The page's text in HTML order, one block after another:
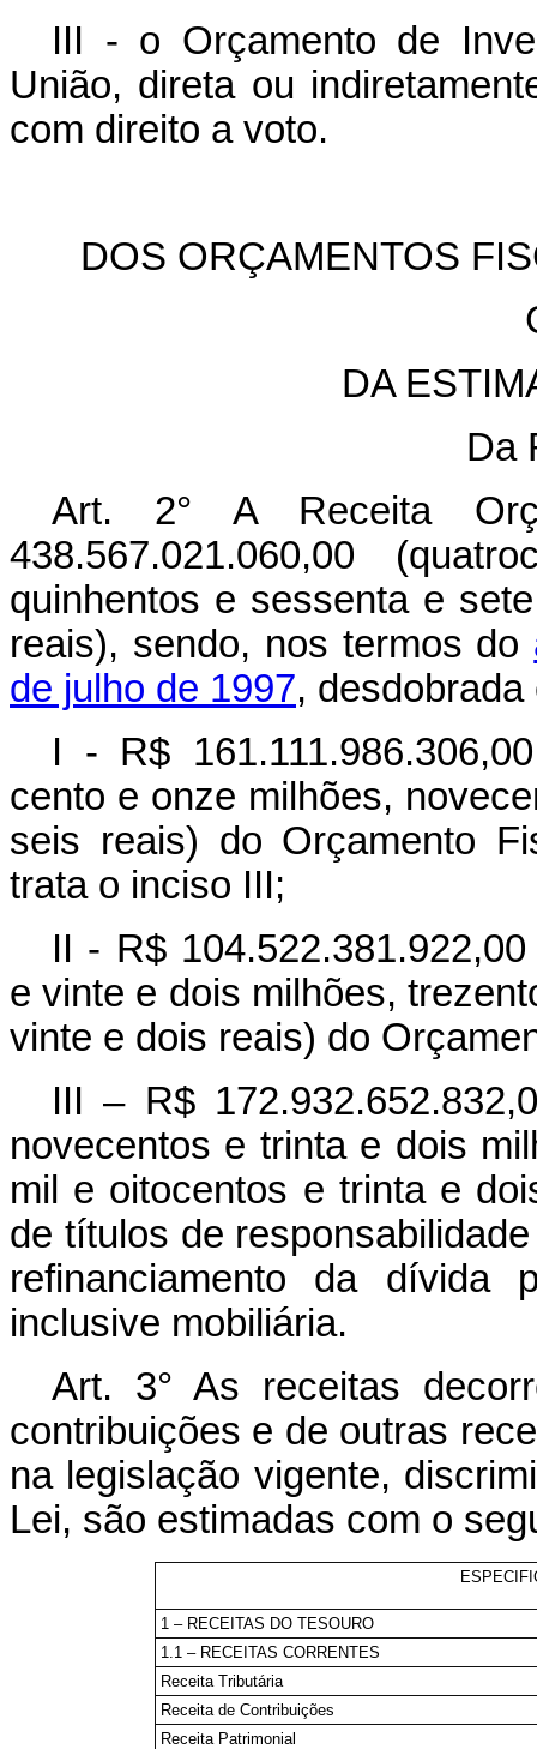
III - o Orçamento de
União, direta ou
com direito a voto.
DOS ORÇAMENTOS
DA
Da
Art. 2° A Receita
438.567.021.060,00
quinhentos e sessenta e
reais), sendo, nos termos do
de julho de 1997, desdobrada
I - R$
cento e onze milhões,
seis reais) do Orçamento
trata o inciso III;
II - R$
e vinte e dois milhões,
vinte e dois reais) do
III – R$
novecentos e trinta e dois
mil e oitocentos e trinta e
de títulos de
refinanciamento da dívida
inclusive mobiliária.
Art. 3° As receitas
contribuições e de outras
na legislação vigente,
Lei, são estimadas com o
1 – RECEITAS DO TESOURO
1.1 – RECEITAS CORRENTES
Receita Tributária
Receita de Contribuições
Receita Patrimonial